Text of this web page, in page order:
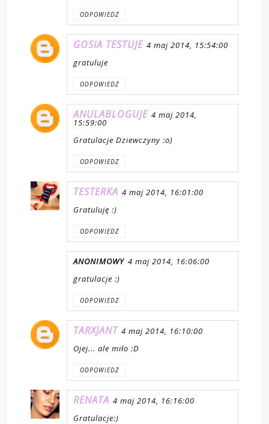
ODPOWIEDZ
GOSIA TESTUJE 4 maj 2014, 15:54:00
gratuluje
ODPOWIEDZ
ANULABLOGUJE 4 maj 2014,
15:59:00
Gratulacje Dziewczyny :o)
ODPOWIEDZ
TESTERKA 4 maj 2014, 16:01:00
Gratuluję :)
ODPOWIEDZ
ANONIMOWY 4 maj 2014, 16:06:00
gratulacje :)
ODPOWIEDZ
TARXJANT 4 maj 2014, 16:10:00
Ojej... ale miło :D
ODPOWIEDZ
RENATA 4 maj 2014, 16:16:00
Gratulacje:)